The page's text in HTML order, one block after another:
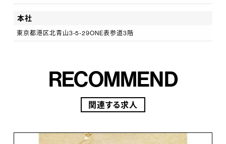
ぶことができ、配属後は先輩社員（メンター）がついて一
人前になるまでしっかりサポートします。その後も、社員
本社
東京都港区北青山3-5-29ONE表参道3階
RECOMMEND
関連する求人